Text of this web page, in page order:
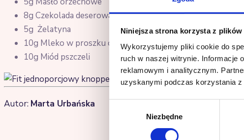
Niniejsza strona korzysta z plików
Wykorzystujemy pliki cookie do
ruch w naszej witrynie. Informacje
reklamowym i analitycznym.
uzyskanymi podczas korzystania z
Niezbędne
8g Czekolada deserowa (1 kostka)
5g Żelatyna
10g Mleko w proszku odtłuszczone
10g Miód pszczeli
Autor: Marta Urbańska